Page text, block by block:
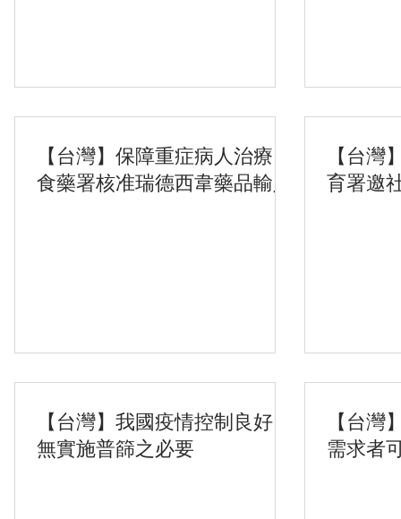
【台灣】保障重症病人治療，
食藥署核准瑞德西韋藥品輸入
【台灣
育署邀
【台灣】我國疫情控制良好，
無實施普篩之必要
【台灣
需求者